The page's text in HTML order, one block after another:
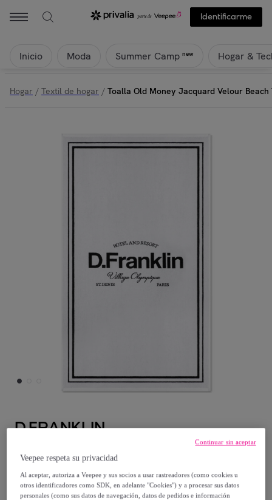
Identificarme
Inicio Moda Summer Camp new Hogar &
Hogar / Textil de hogar / Toalla Old Money Jacquard Velour
D.FRANKLIN
Toalla Old Money Jacquard Velour Beach
Towel Blanco / Negro D.Franklin
Modelo: WHIT
Veepee respeta su privacidad
Al aceptar, autoriza a Veepee y sus socios a usar rastreadores (como cookies u
otros identificadores como SDK, en adelante "Cookies") y a procesar sus datos
personales (como sus datos de navegación, datos de pedidos e información
Continuar sin aceptar